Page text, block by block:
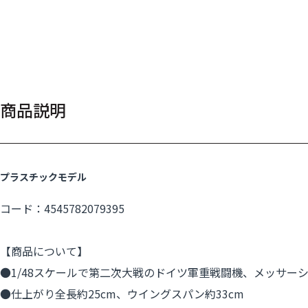
商品説明
プラスチックモデル
コード：4545782079395
【商品について】
●1/48スケールで第二次大戦のドイツ軍重戦闘機、メッサー
●仕上がり全長約25cm、ウイングスパン約33cm